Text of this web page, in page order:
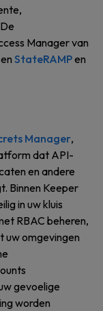
Manager van
en StateRAMPen
Manager,
dat API-
en andere
Binnen Keeper
in uw kluis
RBAC beheren,
uw omgevingen
gevoelige
worden